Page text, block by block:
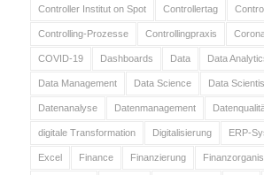
Controller Institut on Spot Controllertag
Controlling-Prozesse Controllingpraxis
COVID-19 Dashboards Data Data
Data Management Data Science Data
Datenanalyse Datenmanagement
digitale Transformation Digitalisierung ERP-
Excel Finance Finanzierung